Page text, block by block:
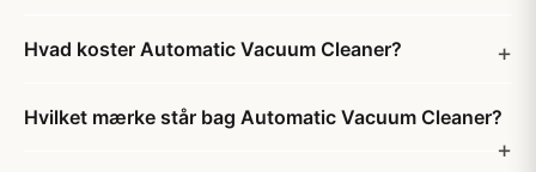
Hvad koster Automatic Vacuum Cleaner?
Hvilket mærke står bag Automatic Vacuum Cleaner?